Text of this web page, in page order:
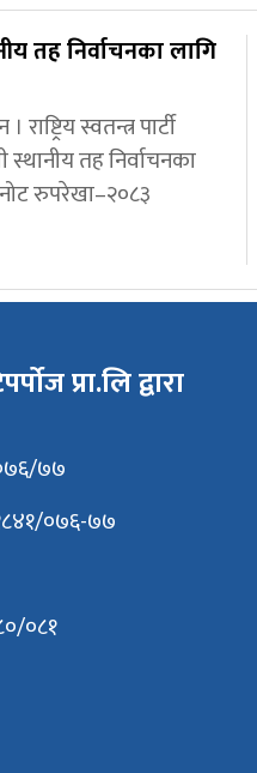
तह निर्वाचनका लागि
स्वतन्त्र पार्टी
तह निर्वाचनका
रुपरेखा–२०८३
प्रा.लि द्वारा
७७
०७६-७७
०८१